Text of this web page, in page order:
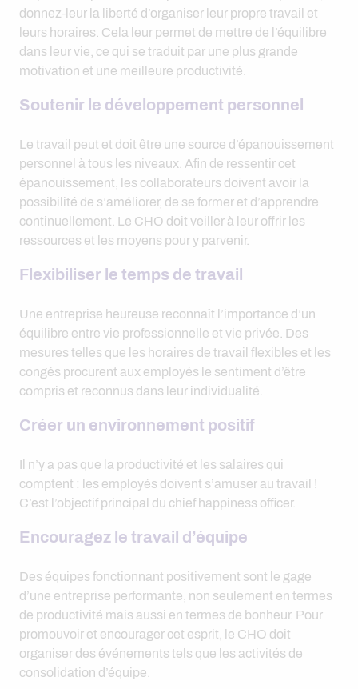
donnez-leur la liberté d’organiser leur propre travail et
leurs horaires. Cela leur permet de mettre de l’équilibre
dans leur vie, ce qui se traduit par une plus grande
motivation et une meilleure productivité.
Soutenir le développement personnel
Le travail peut et doit être une source d’épanouissement
personnel à tous les niveaux. Afin de ressentir cet
épanouissement, les collaborateurs doivent avoir la
possibilité de s’améliorer, de se former et d’apprendre
continuellement. Le CHO doit veiller à leur offrir les
ressources et les moyens pour y parvenir.
Flexibiliser le temps de travail
Une entreprise heureuse reconnaît l’importance d’un
équilibre entre vie professionnelle et vie privée. Des
mesures telles que les horaires de travail flexibles et les
congés procurent aux employés le sentiment d’être
compris et reconnus dans leur individualité.
Créer un environnement positif
Il n’y a pas que la productivité et les salaires qui
comptent : les employés doivent s’amuser au travail !
C’est l’objectif principal du chief happiness officer.
Encouragez le travail d’équipe
Des équipes fonctionnant positivement sont le gage
d’une entreprise performante, non seulement en termes
de productivité mais aussi en termes de bonheur. Pour
promouvoir et encourager cet esprit, le CHO doit
organiser des événements tels que les activités de
consolidation d’équipe.